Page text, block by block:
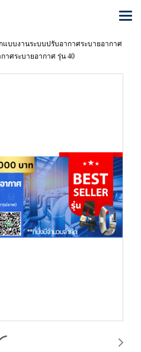
แบบงานระบบปรับอากาศระบายอากาศ
าศระบายอากาศ รุ่น 40